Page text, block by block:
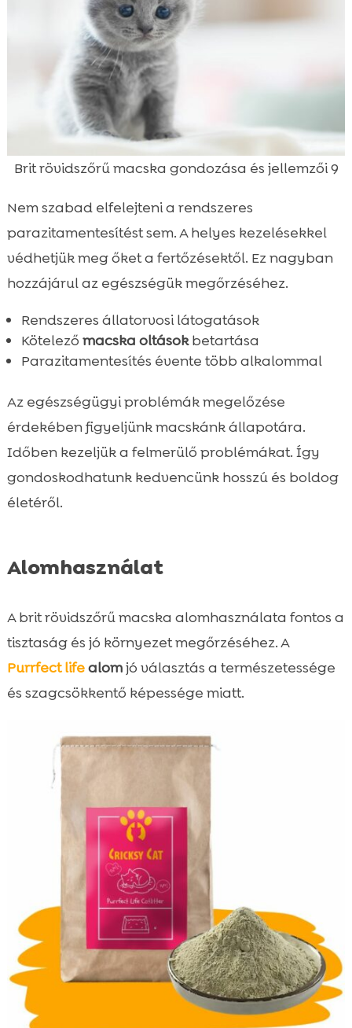
Brit rövidszőrű macska gondozása és jellemzői 9
Nem szabad elfelejteni a rendszeres
parazitamentesítést sem. A helyes kezelésekkel
védhetjük meg őket a fertőzésektől. Ez nagyban
hozzájárul az egészségük megőrzéséhez.
Rendszeres állatorvosi látogatások
Kötelező macska oltásokbetartása
Parazitamentesítés évente több alkalommal
Az egészségügyi problémák megelőzése
érdekében figyeljünk macskánk állapotára.
Időben kezeljük a felmerülő problémákat. Így
gondoskodhatunk kedvencünk hosszú és boldog
életéről.
Alomhasználat
A brit rövidszőrű macska alomhasználata fontos a
tisztaság és jó környezet megőrzéséhez. A
Purrfect lifealomjó választás a természetessége
és szagcsökkentő képessége miatt.